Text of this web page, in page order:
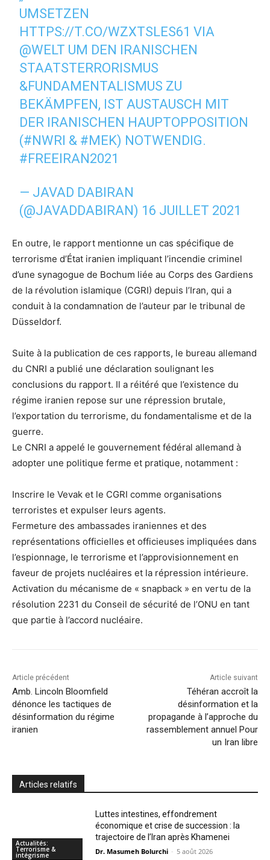
UMSETZEN
HTTPS://T.CO/WZXTSLES61 VIA
@WELT UM DEN IRANISCHEN
STAATSTERRORISMUS
&FUNDAMENTALISMUS ZU
BEKÄMPFEN, IST AUSTAUSCH MIT
DER IRANISCHEN HAUPTOPPOSITION
(#NWRI & #MEK) NOTWENDIG.
#FREEIRAN2021
— JAVAD DABIRAN
(@JAVADDABIRAN) 16 JUILLET 2021
En outre, le rapport mentionne un cas spécifique de
terrorisme d’État iranien impliquant l’incendie criminel
d’une synagogue de Bochum liée au Corps des Gardiens
de la révolution islamique (CGRI) depuis l’Iran, qui a
conduit à la condamnation de l’auteur par le tribunal de
Düsseldorf.
Suite à la publication de ces rapports, le bureau allemand
du CNRI a publié une déclaration soulignant les
conclusions du rapport. Il a réitéré que l’existence du
régime iranien repose sur une répression brutale,
l’exportation du terrorisme, du fondamentalisme et de la
guerre.
Le CNRI a appelé le gouvernement fédéral allemand à
adopter une politique ferme et pratique, notamment :
Inscrire le Vevak et le CGRI comme organisations
terroristes et expulser leurs agents.
Fermeture des ambassades iraniennes et des
représentations officielles et officieuses impliquées dans
l’espionnage, le terrorisme et l’approvisionnement en
faveur de projets nucléaires et la répression intérieure.
Activation du mécanisme de « snapback » en vertu de la
résolution 2231 du Conseil de sécurité de l’ONU en tant
que partie à l’accord nucléaire.
Article précédent
Amb. Lincoln Bloomfield
dénonce les tactiques de
désinformation du régime
iranien
Article suivant
Téhéran accroît la
désinformation et la
propagande à l’approche du
rassemblement annuel Pour
un Iran libre
Articles relatifs
Actualités:
Terrorisme &
intégrisme
Luttes intestines, effondrement
économique et crise de succession : la
trajectoire de l’Iran après Khamenei
Dr. Masumeh Bolurchi - 5 août 2026